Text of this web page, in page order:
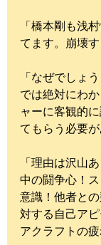
「橋本剛も浅
てます。崩壊す
「なぜでしょ
では絶対にわ
ャーに客観的
てもらう必要が
「理由は沢山
中の闘争心！
意識！他者と
対する自己ア
アクラフトの疲